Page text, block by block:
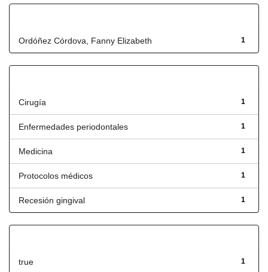
1
Ordóñez Córdova, Fanny Elizabeth
1
Cirugía
1
Enfermedades periodontales
1
Medicina
1
Protocolos médicos
1
Recesión gingival
1
true